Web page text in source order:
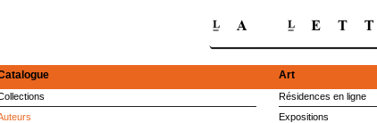
Art
Résidences en ligne
Expositions